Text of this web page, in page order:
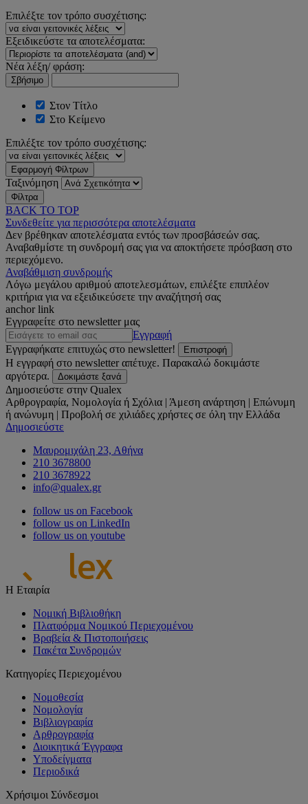
Επιλέξτε τον τρόπο συσχέτισης:
Εξειδικεύστε τα αποτελέσματα:
Νέα λέξη/ φράση:
Σβήσιμο
Στον Τίτλο
Στο Κείμενο
Επιλέξτε τον τρόπο συσχέτισης:
Εφαρμογή Φίλτρων
Ταξινόμηση
Φίλτρα
BACK TO TOP
Συνδεθείτε για περισσότερα αποτελέσματα
Δεν βρέθηκαν αποτελέσματα εντός των προσβάσεών σας.
Αναβαθμίστε τη συνδρομή σας για να αποκτήσετε πρόσβαση στο
περιεχόμενο.
Αναβάθμιση συνδρομής
Λόγω μεγάλου αριθμού αποτελεσμάτων, επιλέξτε επιπλέον
κριτήρια για να εξειδικεύσετε την αναζήτησή σας
anchor link
Εγγραφείτε στο newsletter μας
Εγγραφή
Εγγραφήκατε επιτυχώς στο newsletter!
Επιστροφή
Η εγγραφή στο newsletter απέτυχε. Παρακαλώ δοκιμάστε
αργότερα.
Δοκιμάστε ξανά
Δημοσιεύστε στην Qualex
Αρθρογραφία, Νομολογία ή Σχόλια | Άμεση ανάρτηση | Επώνυμη
ή ανώνυμη | Προβολή σε χιλιάδες χρήστες σε όλη την Ελλάδα
Δημοσιεύστε
Μαυρομιχάλη 23, Αθήνα
210 3678800
210 3678922
info@qualex.gr
follow us on Facebook
follow us on LinkedIn
follow us on youtube
Η Εταιρία
Νομική Βιβλιοθήκη
Πλατφόρμα Νομικού Περιεχομένου
Βραβεία & Πιστοποιήσεις
Πακέτα Συνδρομών
Κατηγορίες Περιεχομένου
Νομοθεσία
Νομολογία
Βιβλιογραφία
Αρθρογραφία
Διοικητικά Έγγραφα
Υποδείγματα
Περιοδικά
Χρήσιμοι Σύνδεσμοι